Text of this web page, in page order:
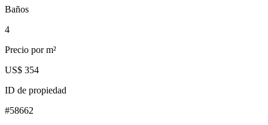
Baños
4
Precio por m²
US$ 354
ID de propiedad
#58662